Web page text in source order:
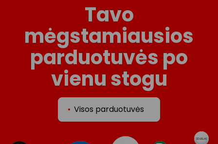
Tavo
mėgstamiausios
parduotuvės po
vienu stogu
Visos parduotuvės